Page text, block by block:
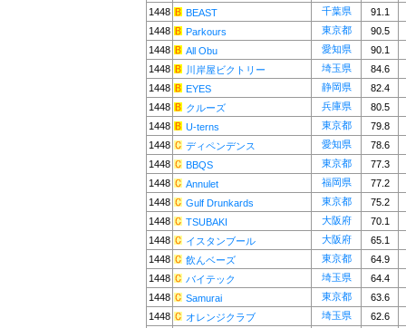
1448
BEAST 千葉県
91.1
1448
Parkours 東京都
90.5
1448
All Obu 愛知県
90.1
1448
川岸屋ビクトリー 埼玉県
84.6
1448
EYES 静岡県
82.4
1448
クルーズ 兵庫県
80.5
1448
U-terns 東京都
79.8
1448
ディペンデンス 愛知県
78.6
1448
BBQS 東京都
77.3
1448
Annulet 福岡県
77.2
1448
Gulf Drunkards 東京都
75.2
1448
TSUBAKI 大阪府
70.1
1448
イスタンブール 大阪府
65.1
1448
飲んベーズ 東京都
64.9
1448
バイテック 埼玉県
64.4
1448
Samurai 東京都
63.6
1448
オレンジクラブ 埼玉県
62.6